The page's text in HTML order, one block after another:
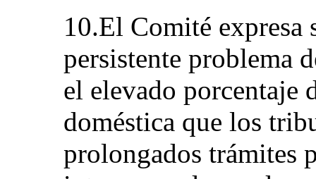
10.El Comité expresa
persistente problema
el elevado porcentaje
doméstica que los
prolongados trámites